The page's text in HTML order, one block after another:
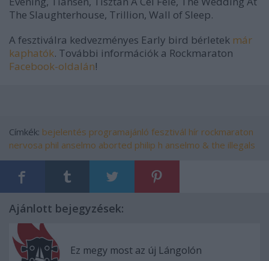
The Slaughterhouse, Trillion, Wall of Sleep.
A fesztiválra kedvezményes Early bird bérletek már
kaphatók. További információk a Rockmaraton
Facebook-oldalán!
Címkék: bejelentés programajánló fesztivál hír rockmaraton
nervosa phil anselmo aborted philip h anselmo & the illegals
Ajánlott bejegyzések:
Ez megy most az új Lángolón